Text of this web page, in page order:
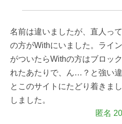
名前は違いましたが、直人っ
の方がWithにいました。ライ
がついたらWithの方はブロッ
れたあたりで、ん…？と強い
とこのサイトにたどり着きま
しました。
匿名